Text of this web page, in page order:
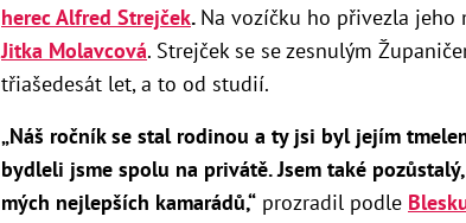
herec Alfred Strejček. Na vozíčku ho přivezla jeho
Jitka Molavcová. Strejček se se zesnulým
třiašedesát let, a to od studií.
„Náš ročník se stal rodinou a ty jsi byl jejím
bydleli jsme spolu na privátě. Jsem také
mých nejlepších kamarádů,“ prozradil podle